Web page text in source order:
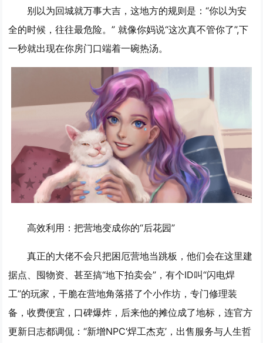
别以为回城就万事大吉，这地方的规则是：“你以为安
全的时候，往往最危险。” 就像你妈说“这次真不管你了”,下
一秒就出现在你房门口端着一碗热汤。
高效利用：把营地变成你的“后花园”
真正的大佬不会只把困厄营地当跳板，他们会在这里建
据点、囤物资、甚至搞“地下拍卖会”，有个ID叫“闪电焊
工”的玩家，干脆在营地角落搭了个小作坊，专门修理装
备，收费便宜，口碑爆炸，后来他的摊位成了地标，连官方
更新日志都调侃：“新增NPC‘焊工杰克’，出售服务与人生哲